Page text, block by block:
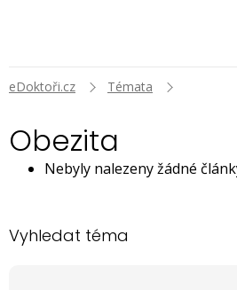
eDoktoři.cz Témata
Obezita
Nebyly nalezeny žádné
Vyhledat téma